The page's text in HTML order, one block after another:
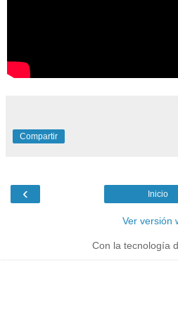
Compartir
‹ Inicio
Ver versión
Con la tecnología